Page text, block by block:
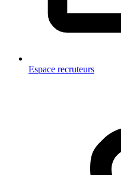
Espace recruteurs